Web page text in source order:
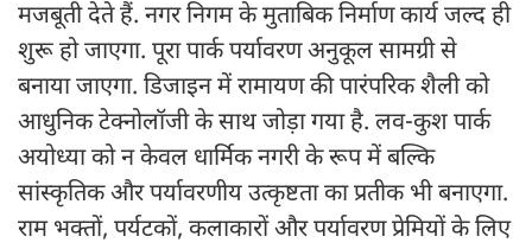
मजबूती देते हैं. नगर निगम के मुताबिक निर्माण कार्य जल्द ही
शुरू हो जाएगा. पूरा पार्क पर्यावरण अनुकूल सामग्री से
बनाया जाएगा. डिजाइन में रामायण की पारंपरिक शैली को
आधुनिक टेक्नोलॉजी के साथ जोड़ा गया है. लव-कुश पार्क
अयोध्या को न केवल धार्मिक नगरी के रूप में बल्कि
सांस्कृतिक और पर्यावरणीय उत्कृष्टता का प्रतीक भी बनाएगा.
राम भक्तों, पर्यटकों, कलाकारों और पर्यावरण प्रेमियों के लिए